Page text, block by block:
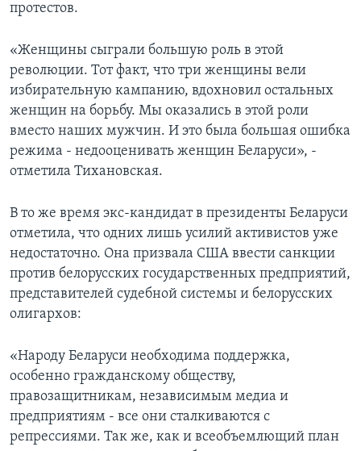
протестов.
«Женщины сыграли большую роль в этой
революции. Тот факт, что три женщины вели
избирательную кампанию, вдохновил остальных
женщин на борьбу. Мы оказались в этой роли
вместо наших мужчин. И это была большая ошибка
режима - недооценивать женщин Беларуси», -
отметила Тихановская.
В то же время экс-кандидат в президенты Беларуси
отметила, что одних лишь усилий активистов уже
недостаточно. Она призвала США ввести санкции
против белорусских государственных предприятий,
представителей судебной системы и белорусских
олигархов:
«Народу Беларуси необходима поддержка,
особенно гражданскому обществу,
правозащитникам, независимым медиа и
предприятиям - все они сталкиваются с
репрессиями. Так же, как и всеобъемлющий план